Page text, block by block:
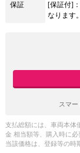
保証
[保証付]
なります。
スマ
支払総額には、車両本体
金 相当額等、購入時に必
当該価格は、登録等の時